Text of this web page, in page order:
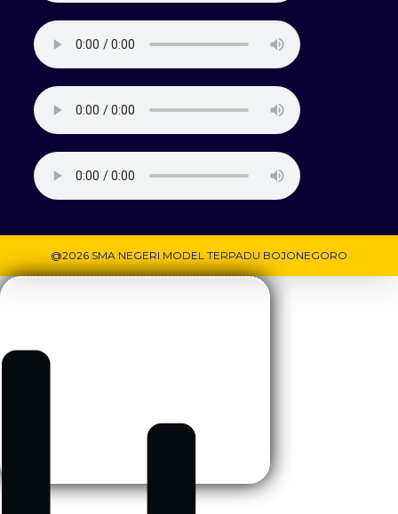
@2026 SMA NEGERI MODEL TERPADU BOJONEGORO